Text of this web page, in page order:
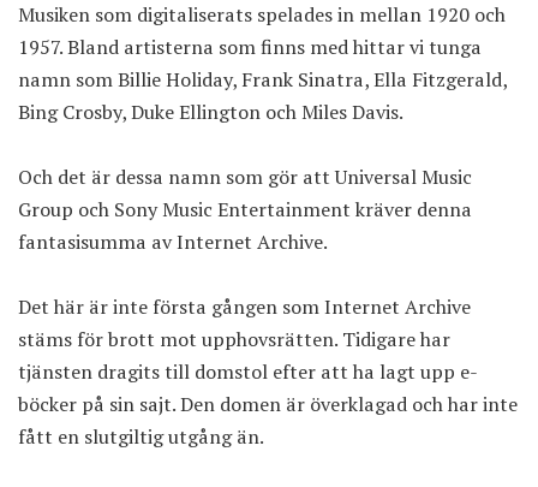
Musiken som digitaliserats spelades in mellan 1920 och
1957. Bland artisterna som finns med hittar vi tunga
namn som Billie Holiday, Frank Sinatra, Ella Fitzgerald,
Bing Crosby, Duke Ellington och Miles Davis.
Och det är dessa namn som gör att Universal Music
Group och Sony Music Entertainment kräver denna
fantasisumma av Internet Archive.
Det här är inte första gången som Internet Archive
stäms för brott mot upphovsrätten. Tidigare har
tjänsten dragits till domstol efter att ha lagt upp e-
böcker på sin sajt. Den domen är överklagad och har inte
fått en slutgiltig utgång än.